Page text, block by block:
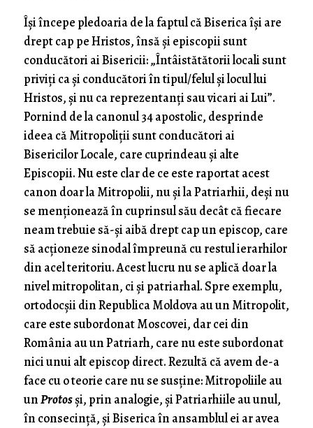
Își începe pledoaria de la faptul că Biserica își are
drept cap pe Hristos, însă și episcopii sunt
conducători ai Bisericii: „Întâistătătorii locali sunt
priviți ca și conducători în tipul/felul și locul lui
Hristos, și nu ca reprezentanți sau vicari ai Lui”.
Pornind de la canonul 34 apostolic, desprinde
ideea că Mitropoliții sunt conducători ai
Bisericilor Locale, care cuprindeau și alte
Episcopii. Nu este clar de ce este raportat acest
canon doar la Mitropolii, nu și la Patriarhii, deși nu
se menționează în cuprinsul său decât că fiecare
neam trebuie să-și aibă drept cap un episcop, care
să acționeze sinodal împreună cu restul ierarhilor
din acel teritoriu. Acest lucru nu se aplică doar la
nivel mitropolitan, ci și patriarhal. Spre exemplu,
ortodocșii din Republica Moldova au un Mitropolit,
care este subordonat Moscovei, dar cei din
România au un Patriarh, care nu este subordonat
nici unui alt episcop direct. Rezultă că avem de-a
face cu o teorie care nu se susține: Mitropoliile au
unProtosși, prin analogie, și Patriarhiile au unul,
în consecință, și Biserica în ansamblul ei ar avea